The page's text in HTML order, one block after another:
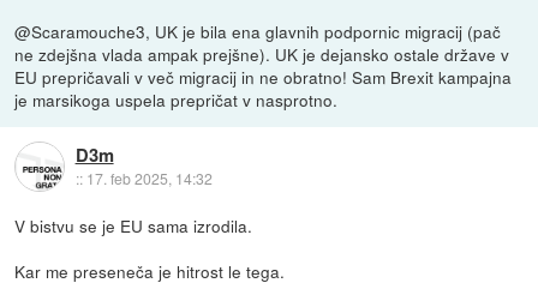
@Scaramouche3, UK je bila ena glavnih podpornic migracij (pač
ne zdejšna vlada ampak prejšne). UK je dejansko ostale države v
EU prepričavali v več migracij in ne obratno! Sam Brexit kampajna
je marsikoga uspela prepričat v nasprotno.
D3m
:: 17. feb 2025, 14:32
V bistvu se je EU sama izrodila.
Kar me preseneča je hitrost le tega.